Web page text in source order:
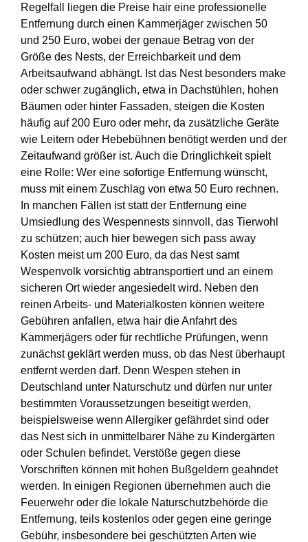
Regelfall liegen die Preise hair eine professionelle
Entfernung durch einen Kammerjäger zwischen 50
und 250 Euro, wobei der genaue Betrag von der
Größe des Nests, der Erreichbarkeit und dem
Arbeitsaufwand abhängt. Ist das Nest besonders make
oder schwer zugänglich, etwa in Dachstühlen, hohen
Bäumen oder hinter Fassaden, steigen die Kosten
häufig auf 200 Euro oder mehr, da zusätzliche Geräte
wie Leitern oder Hebebühnen benötigt werden und der
Zeitaufwand größer ist. Auch die Dringlichkeit spielt
eine Rolle: Wer eine sofortige Entfernung wünscht,
muss mit einem Zuschlag von etwa 50 Euro rechnen.
In manchen Fällen ist statt der Entfernung eine
Umsiedlung des Wespennests sinnvoll, das Tierwohl
zu schützen; auch hier bewegen sich pass away
Kosten meist um 200 Euro, da das Nest samt
Wespenvolk vorsichtig abtransportiert und an einem
sicheren Ort wieder angesiedelt wird. Neben den
reinen Arbeits- und Materialkosten können weitere
Gebühren anfallen, etwa hair die Anfahrt des
Kammerjägers oder für rechtliche Prüfungen, wenn
zunächst geklärt werden muss, ob das Nest überhaupt
entfernt werden darf. Denn Wespen stehen in
Deutschland unter Naturschutz und dürfen nur unter
bestimmten Voraussetzungen beseitigt werden,
beispielsweise wenn Allergiker gefährdet sind oder
das Nest sich in unmittelbarer Nähe zu Kindergärten
oder Schulen befindet. Verstöße gegen diese
Vorschriften können mit hohen Bußgeldern geahndet
werden. In einigen Regionen übernehmen auch die
Feuerwehr oder die lokale Naturschutzbehörde die
Entfernung, teils kostenlos oder gegen eine geringe
Gebühr, insbesondere bei geschützten Arten wie